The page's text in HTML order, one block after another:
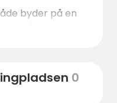
byder på en
i den
arrangementer.
0